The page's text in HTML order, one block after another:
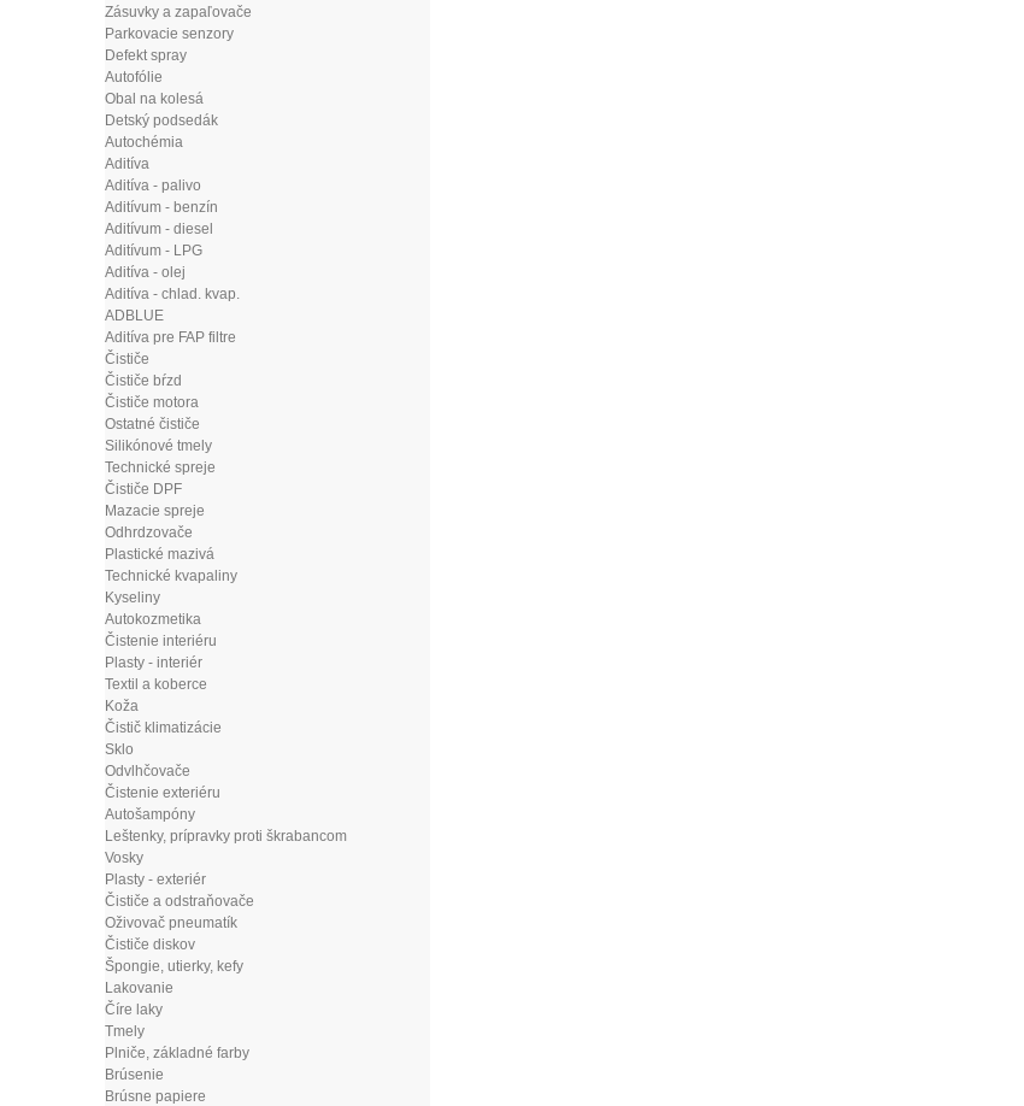
Zásuvky a zapaľovače
Parkovacie senzory
Defekt spray
Autofólie
Obal na kolesá
Detský podsedák
Autochémia
Aditíva
Aditíva - palivo
Aditívum - benzín
Aditívum - diesel
Aditívum - LPG
Aditíva - olej
Aditíva - chlad. kvap.
ADBLUE
Aditíva pre FAP filtre
Čističe
Čističe bŕzd
Čističe motora
Ostatné čističe
Silikónové tmely
Technické spreje
Čističe DPF
Mazacie spreje
Odhrdzovače
Plastické mazivá
Technické kvapaliny
Kyseliny
Autokozmetika
Čistenie interiéru
Plasty - interiér
Textil a koberce
Koža
Čistič klimatizácie
Sklo
Odvlhčovače
Čistenie exteriéru
Autošampóny
Leštenky, prípravky proti škrabancom
Vosky
Plasty - exteriér
Čističe a odstraňovače
Oživovač pneumatík
Čističe diskov
Špongie, utierky, kefy
Lakovanie
Číre laky
Tmely
Plniče, základné farby
Brúsenie
Brúsne papiere